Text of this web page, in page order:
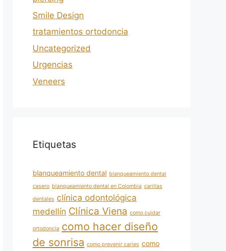
Smile Design
tratamientos ortodoncia
Uncategorized
Urgencias
Veneers
Etiquetas
blanqueamiento dental blanqueamiento dental
casero blanqueamiento dental en Colombia carillas
dentales clínica odontológica
medellín Clínica Viena como cuidar
ortodoncia como hacer diseño
de sonrisa como prevenir caries como